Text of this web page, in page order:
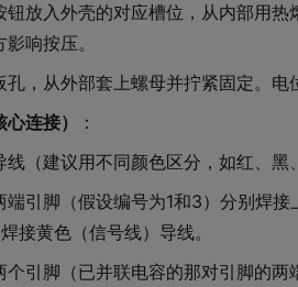
钮放入外壳的对应槽位，从内部用
响按压。
孔，从外部套上螺母并拧紧固定。
连接）
：
线（建议用不同颜色区分，如红、黑
端引脚（假设编号为1和3）分别焊
接黄色（信号线）导线。
个引脚（已并联电容的那对引脚的